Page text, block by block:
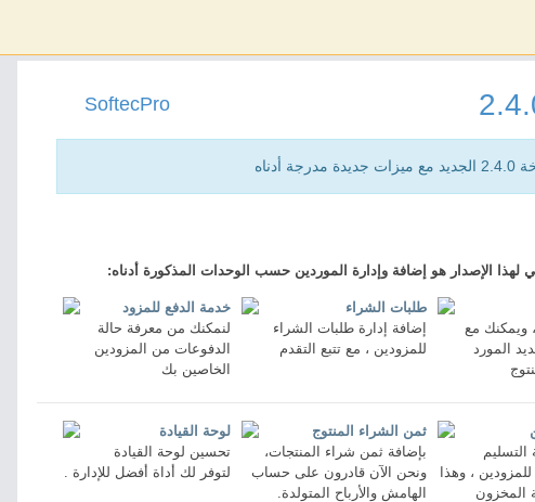
SoftecPro
أدناه
لهذا الإصدار هو إضافة وإدارة الموردين حسب الوحدات المذكورة أدناه:
ويمكنك مع
المورد
طلبات الشراء
إضافة إدارة طلبات الشراء
للمزودين ، مع تتبع التقدم
خدمة الدفع للمزود
لنمكنك من معرفة حالة
الدفوعات من المزودين
الخاصين بك
التسليم
، وهذا
المخزون
ثمن الشراء المنتوج
بإضافة ثمن شراء المنتجات،
ونحن الآن قادرون على حساب
الهامش والأرباح المتولدة.
لوحة القيادة
تحسين لوحة القيادة
لتوفر لك أداة أفضل للإدارة .